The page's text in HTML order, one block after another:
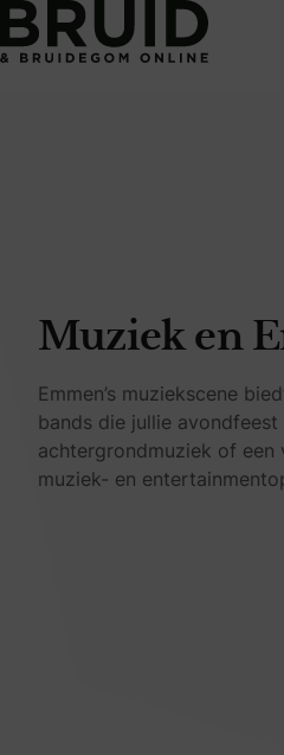
Muziek en
Emmen’s muziekscene
bands die jullie
achtergrondmuziek of een
muziek- en